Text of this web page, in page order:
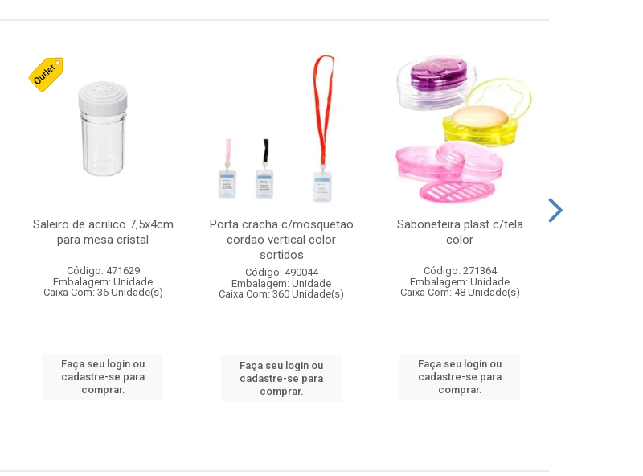
Saleiro de acrilico 7,5x4cm
para mesa cristal
Código: 471629
Embalagem: Unidade
Caixa Com: 36 Unidade(s)
Faça seu login ou
cadastre-se para
comprar.
Porta cracha c/mosquetao
cordao vertical color
sortidos
Código: 490044
Embalagem: Unidade
Caixa Com: 360 Unidade(s)
Faça seu login ou
cadastre-se para
comprar.
Saboneteira plast c/tela
color
Código: 271364
Embalagem: Unidade
Caixa Com: 48 Unidade(s)
Faça seu login ou
cadastre-se para
comprar.